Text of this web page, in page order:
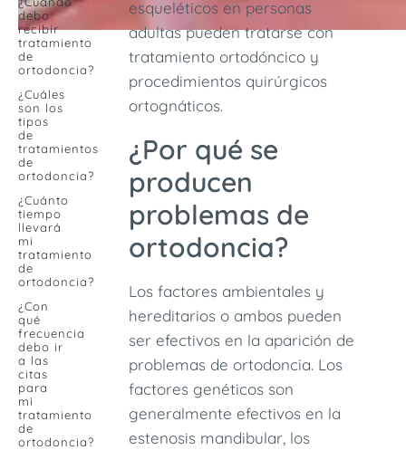
debo
recibir
tratamiento
de
ortodoncia?
¿Cuáles
son los
tipos
de
tratamientos
de
ortodoncia?
¿Cuánto
tiempo
llevará
mi
tratamiento
de
ortodoncia?
¿Con
qué
frecuencia
debo ir
a las
citas
para
mi
tratamiento
de
ortodoncia?
esqueléticos en personas
adultas pueden tratarse con
tratamiento ortodóncico y
procedimientos quirúrgicos
ortognáticos.
¿Por qué se
producen
problemas de
ortodoncia?
Los factores ambientales y
hereditarios o ambos pueden
ser efectivos en la aparición de
problemas de ortodoncia. Los
factores genéticos son
generalmente efectivos en la
estenosis mandibular, los